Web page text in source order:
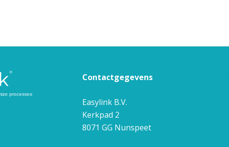
Contactgegevens
Easylink B.V.
Kerkpad 2
8071 GG Nunspeet